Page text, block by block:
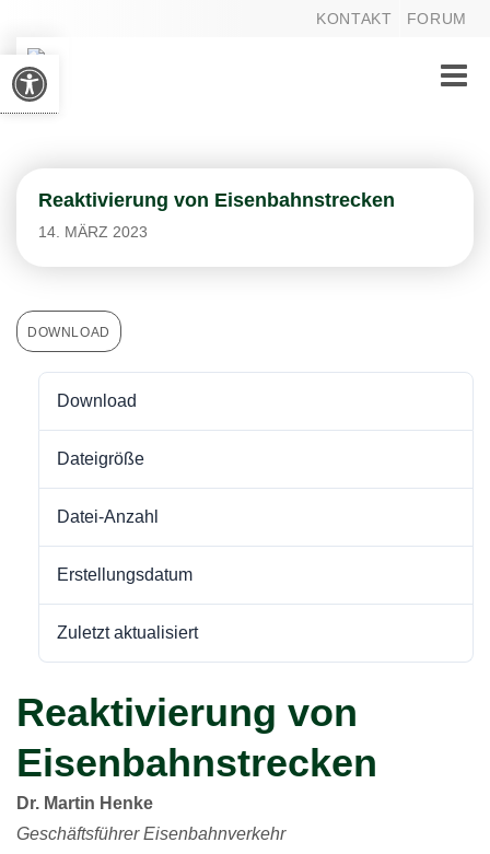
Werkzeugleiste öffnen
KONTAKT FORUM
Toggle
Reaktivierung von Eisenbahnstrecken
14. MÄRZ 2023
DOWNLOAD
Download
Dateigröße
Datei-Anzahl
Erstellungsdatum
Zuletzt aktualisiert
Reaktivierung von
Eisenbahnstrecken
Dr. Martin Henke
Geschäftsführer Eisenbahnverkehr